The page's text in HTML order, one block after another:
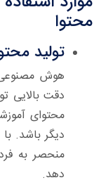
محتوا
تولید
هوش مصنوعی
دقت بالایی
محتوای
دیگر باشد.
منحصر به
دهد.